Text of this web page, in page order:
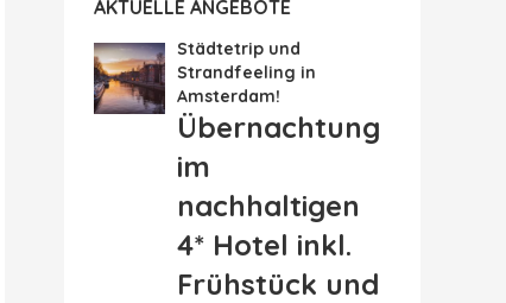
AKTUELLE ANGEBOTE
Städtetrip und
Strandfeeling in
Amsterdam!
Übernachtung
im
nachhaltigen
4* Hotel inkl.
Frühstück und